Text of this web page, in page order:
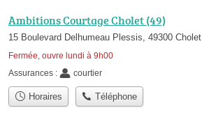
Ambitions Courtage Cholet (49)
15 Boulevard Delhumeau Plessis, 49300 Cholet
Fermée, ouvre lundi à 9h00
Assurances : courtier
Horaires Téléphone